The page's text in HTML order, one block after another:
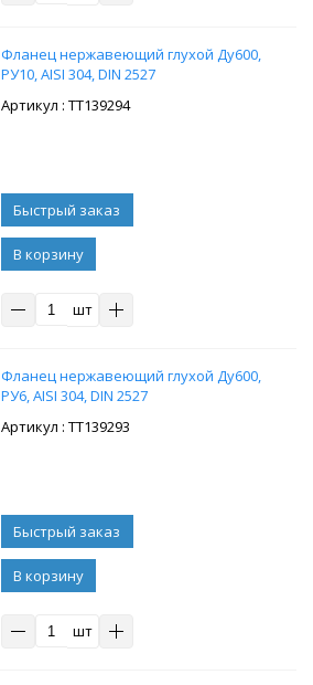
Фланец нержавеющий глухой Ду600,
РУ10, AISI 304, DIN 2527
: ТТ139294
В корзину
шт
Фланец нержавеющий глухой Ду600,
РУ6, AISI 304, DIN 2527
: ТТ139293
В корзину
шт